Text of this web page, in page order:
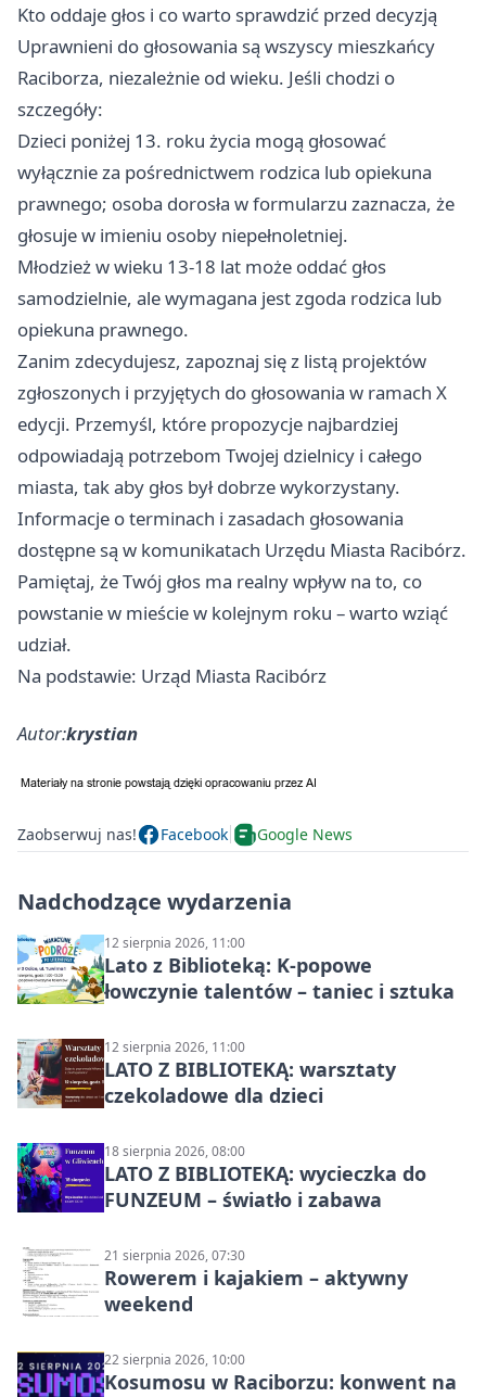
Kto oddaje głos i co warto sprawdzić przed decyzją
Uprawnieni do głosowania są wszyscy mieszkańcy
Raciborza, niezależnie od wieku. Jeśli chodzi o
szczegóły:
Dzieci poniżej 13. roku życia mogą głosować
wyłącznie za pośrednictwem rodzica lub opiekuna
prawnego; osoba dorosła w formularzu zaznacza, że
głosuje w imieniu osoby niepełnoletniej.
Młodzież w wieku 13-18 lat może oddać głos
samodzielnie, ale wymagana jest zgoda rodzica lub
opiekuna prawnego.
Zanim zdecydujesz, zapoznaj się z listą projektów
zgłoszonych i przyjętych do głosowania w ramach X
edycji. Przemyśl, które propozycje najbardziej
odpowiadają potrzebom Twojej dzielnicy i całego
miasta, tak aby głos był dobrze wykorzystany.
Informacje o terminach i zasadach głosowania
dostępne są w komunikatach Urzędu Miasta Racibórz.
Pamiętaj, że Twój głos ma realny wpływ na to, co
powstanie w mieście w kolejnym roku – warto wziąć
udział.
Na podstawie: Urząd Miasta Racibórz
Autor:krystian
Zaobserwuj nas! Facebook Google News
Nadchodzące wydarzenia
12 sierpnia 2026, 11:00
Lato z Biblioteką: K-popowe
łowczynie talentów – taniec i sztuka
12 sierpnia 2026, 11:00
LATO Z BIBLIOTEKĄ: warsztaty
czekoladowe dla dzieci
18 sierpnia 2026, 08:00
LATO Z BIBLIOTEKĄ: wycieczka do
FUNZEUM – światło i zabawa
21 sierpnia 2026, 07:30
Rowerem i kajakiem – aktywny
weekend
22 sierpnia 2026, 10:00
Kosumosu w Raciborzu: konwent na